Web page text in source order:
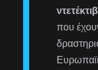
που